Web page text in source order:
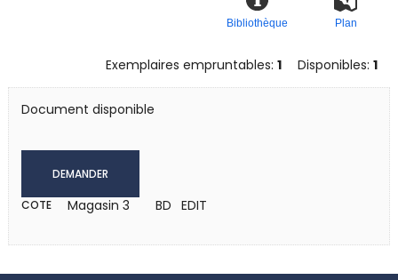
Plan
Bibliothèque
Exemplaires empruntables:1 Disponibles:1
Document disponible
DEMANDER
COTE Magasin 3 BD EDIT